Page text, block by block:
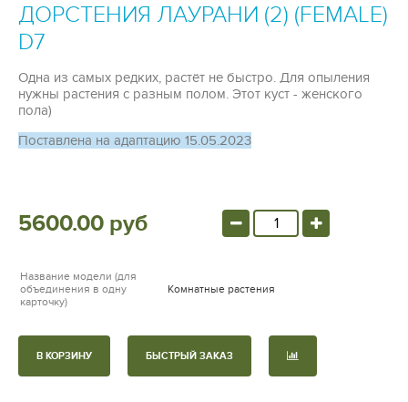
ДОРСТЕНИЯ ЛАУРАНИ (2) (FEMALE)
D7
Одна из самых редких, растёт не быстро. Для опыления
нужны растения с разным полом. Этот куст - женского
пола)
Поставлена на адаптацию 15.05.2023
5600.00 руб
Название модели (для
объединения в одну
карточку)
Комнатные растения
В КОРЗИНУ БЫСТРЫЙ ЗАКАЗ